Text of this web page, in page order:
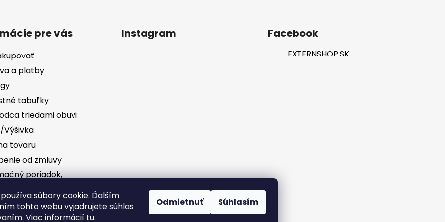
súbory cookie. Ďalším
tohto webu vyjadrujete súhlas
Viac informácií tu.
Odmietnuť Súhlasím
pre vás
a platby
tabuľky
triedami obuvi
Výšivka
tovaru
od zmluvy
poriadok,
podmienky
Instagram
Sledovať na Instagrame
Facebook
EXTERNSHOP.SK